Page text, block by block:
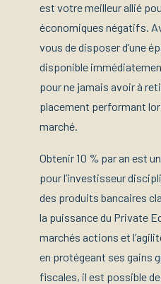
est votre meilleur allié
économiques négatifs.
vous de disposer d’une
disponible
pour ne jamais avoir à
placement performant
marché.
Obtenir 10 % par an est
pour l’investisseur
des produits bancaires
la puissance du Private
marchés actions et
en protégeant ses gains
fiscales, il est possible